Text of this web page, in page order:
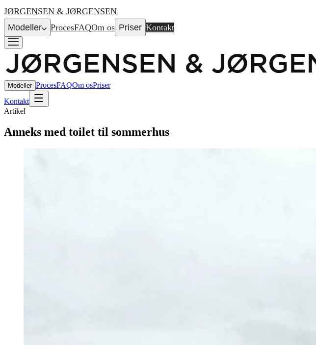
JØRGENSEN & JØRGENSEN
Modeller
ProcesFAQOm os Priser Kontakt
Modeller ProcesFAQOm osPriser
Kontakt
Artikel
Anneks med toilet til sommerhus